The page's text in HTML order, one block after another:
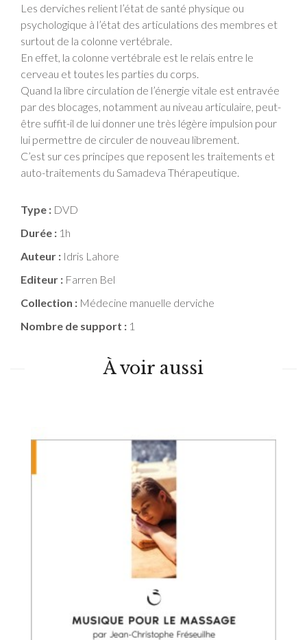
Les derviches relient l’état de santé physique ou
psychologique à l’état des articulations des membres et
surtout de la colonne vertébrale.
En effet, la colonne vertébrale est le relais entre le
cerveau et toutes les parties du corps.
Quand la libre circulation de l’énergie vitale est entravée
par des blocages, notamment au niveau articulaire, peut-
être suffit-il de lui donner une très légère impulsion pour
lui permettre de circuler de nouveau librement.
C’est sur ces principes que reposent les traitements et
auto-traitements du Samadeva Thérapeutique.
Type : DVD
Durée : 1h
Auteur : Idris Lahore
Editeur : Farren Bel
Collection : Médecine manuelle derviche
Nombre de support : 1
À voir aussi